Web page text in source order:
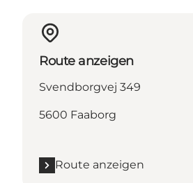
Route anzeigen
Svendborgvej 349
5600 Faaborg
Route anzeigen